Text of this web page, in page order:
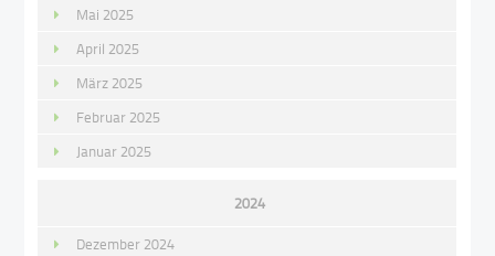
Mai 2025
April 2025
März 2025
Februar 2025
Januar 2025
2024
Dezember 2024